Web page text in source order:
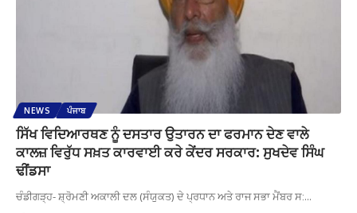
NEWS ਪੰਜਾਬ
ਸਿੱਖ ਵਿਦਿਆਰਥਣ ਨੂੰ ਦਸਤਾਰ ਉਤਾਰਨ ਦਾ ਫਰਮਾਨ ਦੇਣ ਵਾਲੇ
ਕਾਲਜ਼ ਵਿਰੁੱਧ ਸਖ਼ਤ ਕਾਰਵਾਈ ਕਰੇ ਕੇਂਦਰ ਸਰਕਾਰ: ਸੁਖਦੇਵ ਸਿੰਘ
ਢੀਂਡਸਾ
ਚੰਡੀਗੜ੍ਹ- ਸ਼੍ਰੋਮਣੀ ਅਕਾਲੀ ਦਲ (ਸੰਯੁਕਤ) ਦੇ ਪ੍ਰਧਾਨ ਅਤੇ ਰਾਜ ਸਭਾ ਮੈਂਬਰ ਸ:…